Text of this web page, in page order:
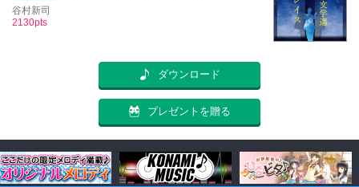
谷村新司
2130pts
ダウンロード
プレゼントを贈る